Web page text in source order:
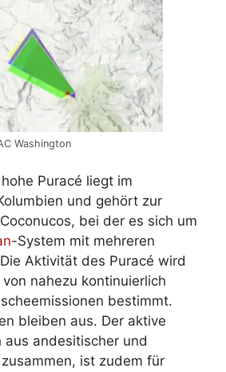
Washington
Puracé liegt im
und gehört zur
bei der es sich um
-System mit mehreren
Aktivität des Puracé wird
nahezu kontinuierlich
bestimmt.
bleiben aus. Der aktive
andesitischer und
zusammen, ist zudem für